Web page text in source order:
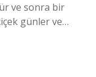
ve sonra bir
günler ve…